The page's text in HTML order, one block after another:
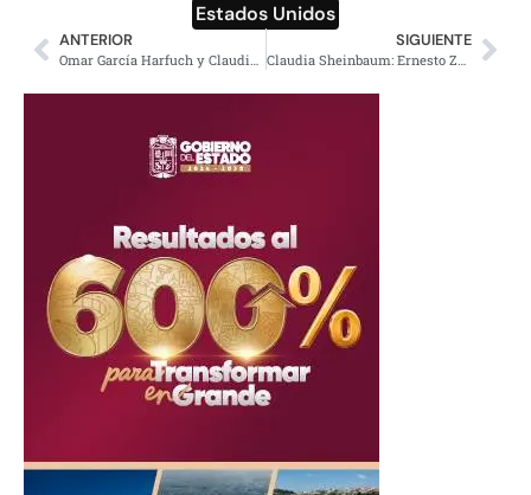
Estados Unidos
ANTERIOR
Omar García Harfuch y Claudia Sheinbaum refuerzan compromiso con la seguridad tras aprobación de estrategia
SIGUIENTE
Claudia Sheinbaum: Ernesto Zedillo rescató a banqueros y dejó al pueblo en la pobreza con el Fobaproa